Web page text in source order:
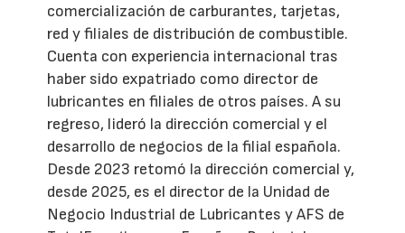
comercialización de carburantes, tarjetas,
red y filiales de distribución de combustible.
Cuenta con experiencia internacional tras
haber sido expatriado como director de
lubricantes en filiales de otros países. A su
regreso, lideró la dirección comercial y el
desarrollo de negocios de la filial española.
Desde 2023 retomó la dirección comercial y,
desde 2025, es el director de la Unidad de
Negocio Industrial de Lubricantes y AFS de